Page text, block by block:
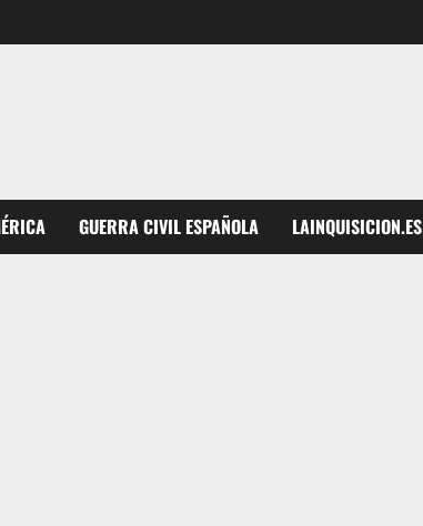
GUERRA CIVIL ESPAÑOLA LAINQUISICION.ES